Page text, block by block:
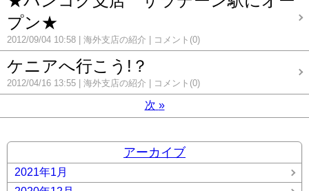
プン★
2012/09/04 10:58 海外支店の紹介 コメント(0)
ケニアへ行こう!？
2012/04/16 13:55 海外支店の紹介 コメント(0)
次 »
アーカイブ
2021年1月